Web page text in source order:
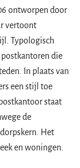
ontworpen door
vertoont
Typologisch
die
In plaats van
een stijl toe
staat
de
Het
en woningen.